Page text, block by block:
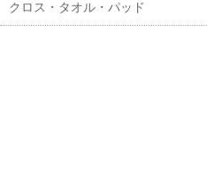
クロス・タオル・パッド